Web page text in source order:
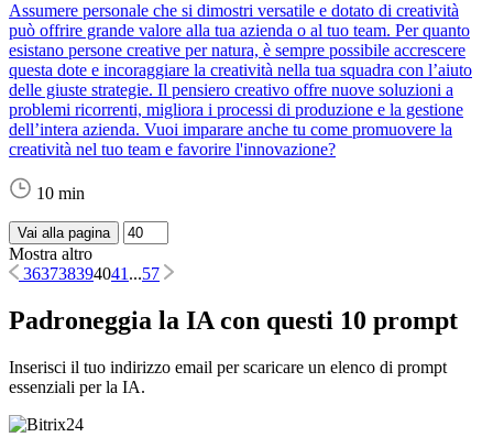
Assumere personale che si dimostri versatile e dotato di creatività
può offrire grande valore alla tua azienda o al tuo team. Per quanto
esistano persone creative per natura, è sempre possibile accrescere
questa dote e incoraggiare la creatività nella tua squadra con l’aiuto
delle giuste strategie. Il pensiero creativo offre nuove soluzioni a
problemi ricorrenti, migliora i processi di produzione e la gestione
dell’intera azienda. Vuoi imparare anche tu come promuovere la
creatività nel tuo team e favorire l'innovazione?
10 min
Vai alla pagina
Mostra altro
363738394041 ...57
Padroneggia la IA con questi 10 prompt
Inserisci il tuo indirizzo email per scaricare un elenco di prompt
essenziali per la IA.